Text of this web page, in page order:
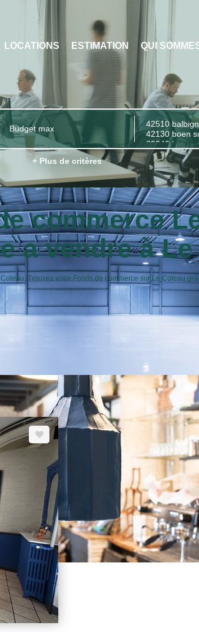
LOCATIONS ESTIMATION QUI
+ Plus de critères
commerce
a vendre à
Trouvez votre Fonds de commerce sur Le Coteau